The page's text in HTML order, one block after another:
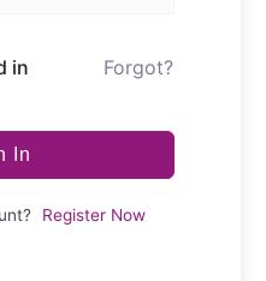
in Forgot?
In
Register Now